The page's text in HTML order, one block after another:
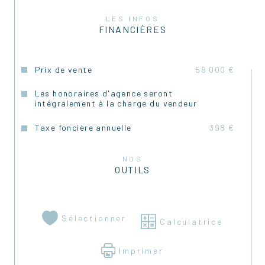
Environnement calme à la campagne.
Dépendances et fort potentiel d’évolution.
Proximité de La Souterraine et de ses
PARENT IMMOBILIER
06 11 77 86 55
LES INFOS
FINANCIÈRES
Prix de vente 59 000 €
Les honoraires d'agence seront
intégralement à la charge du vendeur
Taxe foncière annuelle 398 €
NOS
OUTILS
Sélectionner Calculatrice
Imprimer